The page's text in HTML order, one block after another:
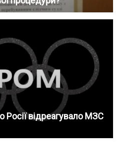
відреагувало МЗС